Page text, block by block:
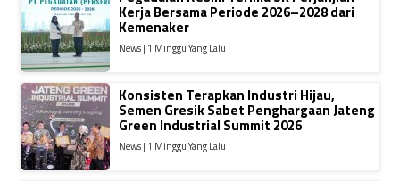
Kerja Bersama Periode 2026–2028 dari
Kemenaker
News | 1 Minggu Yang Lalu
Konsisten Terapkan Industri Hijau,
Semen Gresik Sabet Penghargaan Jateng
Green Industrial Summit 2026
News | 1 Minggu Yang Lalu